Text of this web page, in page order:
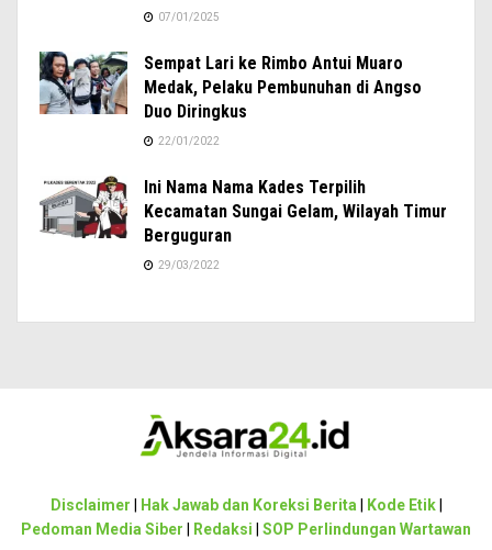
07/01/2025
Sempat Lari ke Rimbo Antui Muaro
Medak, Pelaku Pembunuhan di Angso
Duo Diringkus
22/01/2022
Ini Nama Nama Kades Terpilih
Kecamatan Sungai Gelam, Wilayah Timur
Berguguran
29/03/2022
Disclaimer Hak Jawab dan Koreksi Berita Kode Etik|
Pedoman Media Siber
Redaksi SOP Perlindungan Wartawan